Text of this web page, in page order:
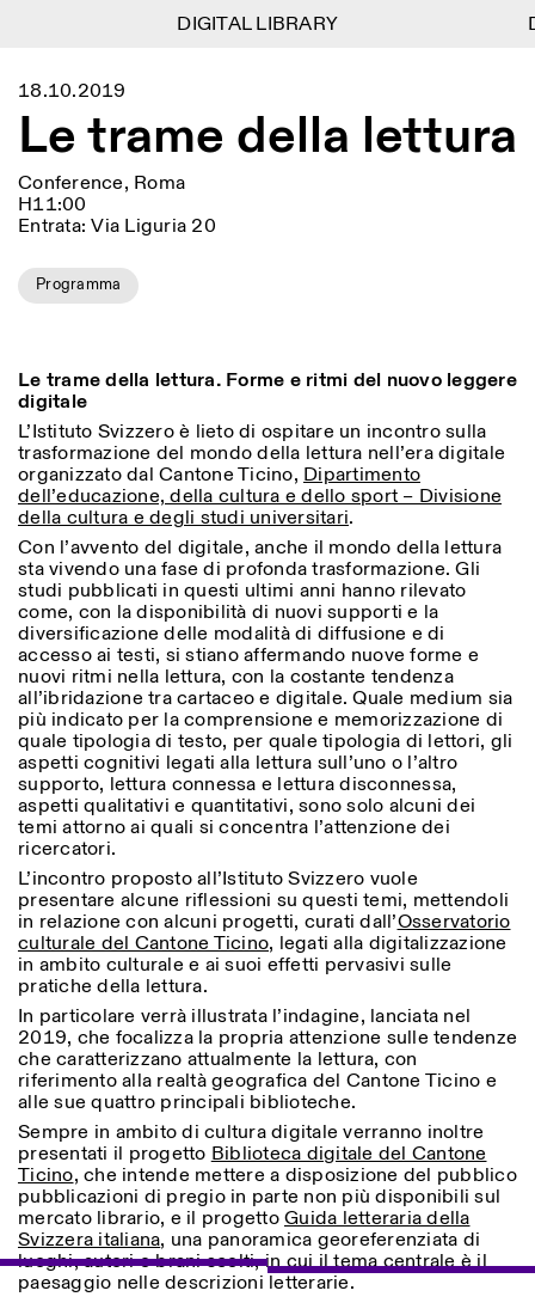
Menu
Lingua EN IT DE
FR
Calendar
Istituto Svizzero
Research
Archive
Blog
Jobs
Other Activities
NEWSLETTER
Signup to our newsletter to receive updates about our
events
Facebook Instagram Linkedin Vimeo
Privacy Policy
Information
ISTITUTO SVIZZERO
Villa Maraini
FRONT DESK HOURS:
MON-FRI
02:30PM–06:00PM
EXHIBITION HOURS:
Atlas Studios
Wednesday/Friday: 14:30-
18:30
Thursday: 14:30-20:00
Saturday/Sunday: 11:00-
18:30
GUIDED TOURS:
By appointment only
(Italian, English)
Cost: 10€ per person
For bookings:
visite@istitutosvizzero.it
Animals are not permitted
ISTITUTO SVIZZERO
MILAN
Sede di Milano
Via Vecchio Politecnico 3
20121 Milan
+39 02 76 01 61 18
milano@istitutosvizzero.it
EXHIBITION HOURS:
I’ll miss you when I scroll
away
Filters
Area
Reset
Art
Rome
All Categories
Anthropology
Archaeology
Architecture
Art
Astrophysics
Book launch
More Options...
Length (days)
1
> 1
18.10.2019
Le trame della lettura
Conference, Roma
H11:00
Entrata: Via Liguria 20
Programma
Le trame della lettura. Forme e ritmi del nuovo leggere
digitale
L’Istituto Svizzero è lieto di ospitare un incontro sulla
trasformazione del mondo della lettura nell’era digitale
organizzato dal Cantone Ticino, Dipartimento
dell’educazione, della cultura e dello sport – Divisione
della cultura e degli studi universitari.
Con l’avvento del digitale, anche il mondo della lettura
sta vivendo una fase di profonda trasformazione. Gli
studi pubblicati in questi ultimi anni hanno rilevato
come, con la disponibilità di nuovi supporti e la
diversificazione delle modalità di diffusione e di
accesso ai testi, si stiano affermando nuove forme e
nuovi ritmi nella lettura, con la costante tendenza
all’ibridazione tra cartaceo e digitale. Quale medium sia
più indicato per la comprensione e memorizzazione di
quale tipologia di testo, per quale tipologia di lettori, gli
aspetti cognitivi legati alla lettura sull’uno o l’altro
supporto, lettura connessa e lettura disconnessa,
aspetti qualitativi e quantitativi, sono solo alcuni dei
temi attorno ai quali si concentra l’attenzione dei
ricercatori.
L’incontro proposto all’Istituto Svizzero vuole
presentare alcune riflessioni su questi temi, mettendoli
in relazione con alcuni progetti, curati dall’Osservatorio
culturale del Cantone Ticino, legati alla digitalizzazione
in ambito culturale e ai suoi effetti pervasivi sulle
pratiche della lettura.
In particolare verrà illustrata l’indagine, lanciata nel
2019, che focalizza la propria attenzione sulle tendenze
che caratterizzano attualmente la lettura, con
riferimento alla realtà geografica del Cantone Ticino e
alle sue quattro principali biblioteche.
Sempre in ambito di cultura digitale verranno inoltre
presentati il progetto Biblioteca digitale del Cantone
Ticino, che intende mettere a disposizione del pubblico
pubblicazioni di pregio in parte non più disponibili sul
mercato librario, e il progettoGuida letteraria della
Svizzera italiana, una panoramica georeferenziata di
luoghi, autori e brani scelti, in cui il tema centrale è il
paesaggio nelle descrizioni letterarie.
DIGITAL LIBRARY
DIGITAL LIBRARY